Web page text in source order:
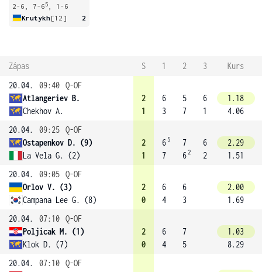
2-6, 7-6 5
, 1-6
Krutykh[12] 2
Zápas S 1 2 3
Kurs
20.04.
09:40 Q-OF
Atlangeriev B.
Chekhov A.
2
1
6
3
5
7
6
1
1.18
4.06
20.04.
09:25 Q-OF
Ostapenkov D. (9)
La Vela G. (2)
2
1
6 5
7
7
62
6
2
2.29
1.51
20.04.
09:05 Q-OF
Orlov V. (3)
Campana Lee G. (8)
2
0
6
4
6
3
2.00
1.69
20.04.
07:10 Q-OF
Poljicak M. (1)
Klok D. (7)
2
0
6
4
7
5
1.03
8.29
20.04.
07:10 Q-OF